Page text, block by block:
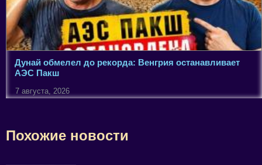
Дунай обмелел до рекорда: Венгрия останавливает
АЭС Пакш
7 августа, 2026
Похожие новости